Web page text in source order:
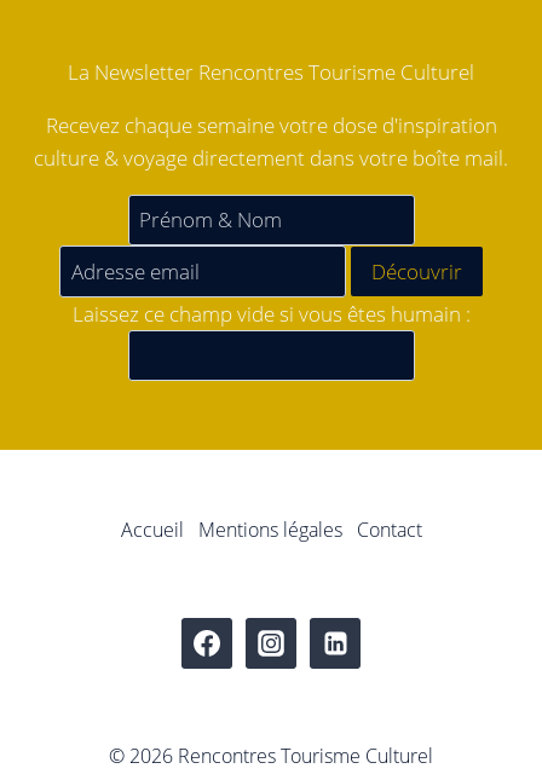
La Newsletter Rencontres Tourisme Culturel
Recevez chaque semaine votre dose d'inspiration
culture & voyage directement dans votre boîte mail.
Laissez ce champ vide si vous êtes humain :
Accueil Mentions légales Contact
© 2026 Rencontres Tourisme Culturel